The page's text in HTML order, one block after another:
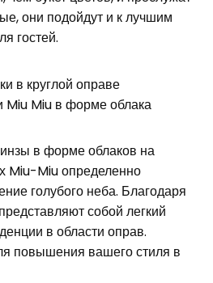
они подойдут и к лучшим
гостей.
Miu в форме облака
в форме облаков на
Miu-Miu определенно
голубого неба. Благодаря
собой легкий
в области оправ.
повышения вашего стиля в